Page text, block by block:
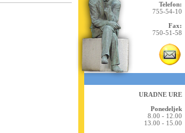
Telefon:
755-54-10
Fax:
750-51-58
URADNE URE
Ponedeljek
8.00 - 12.00
13.00 - 15.00